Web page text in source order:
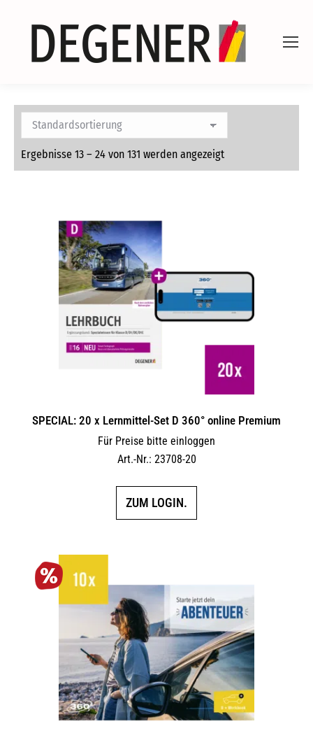
Ergebnisse 13 – 24 von 131 werden angezeigt
SPECIAL: 20 x Lernmittel-Set D 360° online Premium
Für Preise bitte einloggen
Art.-Nr.: 23708-20
ZUM LOGIN.